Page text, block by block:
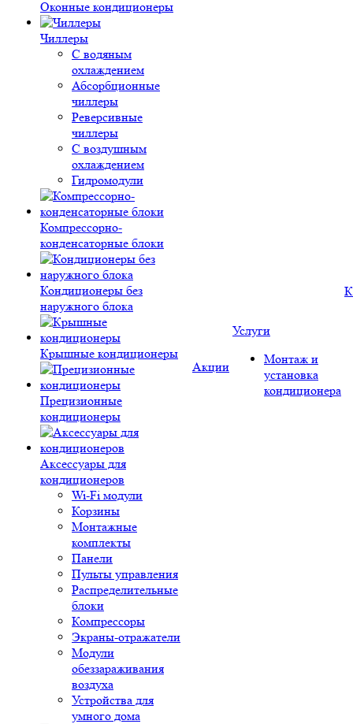
Оконные кондиционеры
Чиллеры
С водяным
охлаждением
Абсорбционные
чиллеры
Реверсивные
чиллеры
С воздушным
охлаждением
Гидромодули
Компрессорно-
конденсаторные блоки
Кондиционеры без
наружного блока
Крышные кондиционеры
Прецизионные
кондиционеры
Аксессуары для
кондиционеров
Wi-Fi модули
Корзины
Монтажные
комплекты
Панели
Пульты управления
Распределительные
блоки
Компрессоры
Экраны-отражатели
Модули
обеззараживания
воздуха
Устройства для
умного дома
Акции
Услуги
Монтаж и
установка
кондиционера